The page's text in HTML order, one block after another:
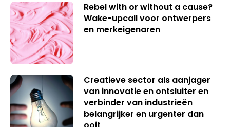
Rebel with or without a cause?
Wake-upcall voor ontwerpers
en merkeigenaren
Creatieve sector als aanjager
van innovatie en ontsluiter en
verbinder van industrieën
belangrijker en urgenter dan